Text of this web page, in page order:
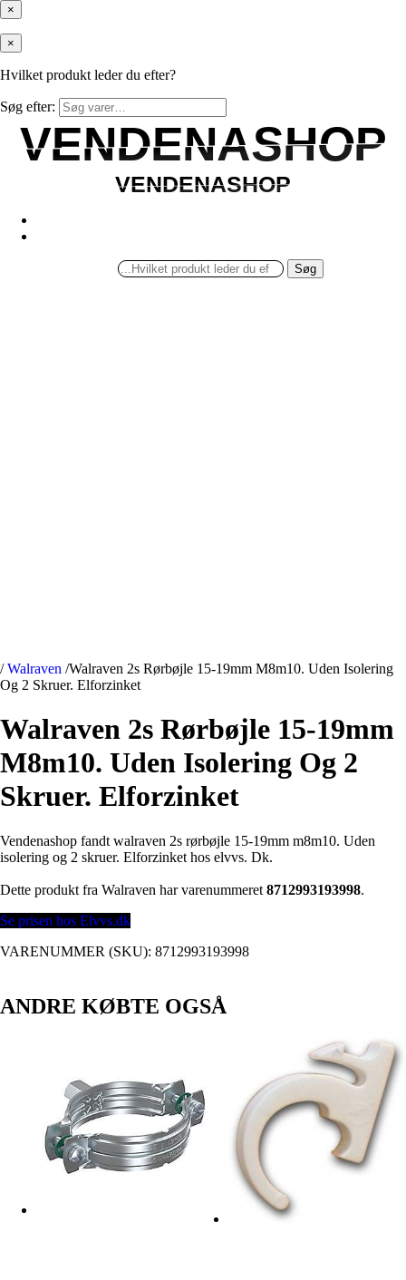
×
×
Hvilket produkt leder du efter?
Søg efter:
VENDENASHOP
VENDENASHOP
VENDENASHOP
VENDENASHOP
Søg
/ Walraven /Walraven 2s Rørbøjle 15-19mm M8m10. Uden Isolering
Og 2 Skruer. Elforzinket
Walraven 2s Rørbøjle 15-19mm
M8m10. Uden Isolering Og 2
Skruer. Elforzinket
Vendenashop fandt walraven 2s rørbøjle 15-19mm m8m10. Uden
isolering og 2 skruer. Elforzinket hos elvvs. Dk.
Dette produkt fra Walraven har varenummeret 8712993193998.
Se prisen hos Elvvs.dk
VARENUMMER (SKU): 8712993193998
ANDRE KØBTE OGSÅ